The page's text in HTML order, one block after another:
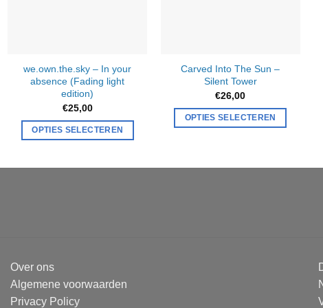
we.own.the.sky – In your
absence (Fading light
edition)
€25,00
OPTIES SELECTEREN
Carved Into The Sun –
Silent Tower
€26,00
OPTIES SELECTEREN
Over ons
Algemene voorwaarden
Privacy Policy